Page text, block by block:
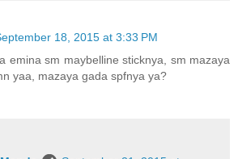
18, 2015 at 3:33 PM
emina sm maybelline sticknya, sm mazaya
yaa, mazaya gada spfnya ya?